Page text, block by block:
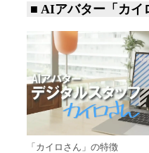
■ AIアバター「カイ
「カイロさん」の特徴